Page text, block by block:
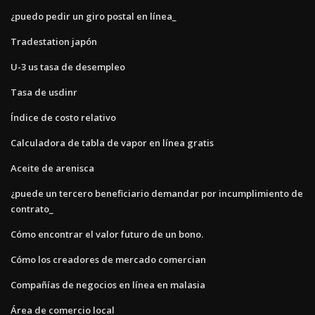
¿puedo pedir un giro postal en línea_
Tradestation japón
U-3 us tasa de desempleo
Tasa de usdinr
Índice de costo relativo
Calculadora de tabla de vapor en línea gratis
Aceite de arenisca
¿puede un tercero beneficiario demandar por incumplimiento de
contrato_
Cómo encontrar el valor futuro de un bono.
Cómo los creadores de mercado comercian
Compañías de negocios en línea en malasia
Área de comercio local